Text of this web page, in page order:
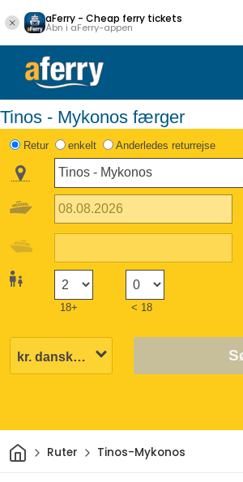
aFerry - Cheap ferry tickets
Åbn i aFerry-appen
Tinos - Mykonos færger
Retur enkelt Anderledes returrejse
18+ < 18
HjemRuter Tinos-Mykonos